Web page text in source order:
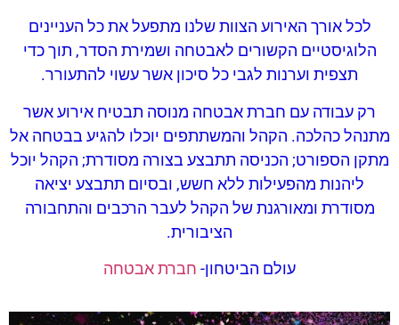
לכל אורך האירוע הצוות שלנו מתפעל את כל העניינים
הלוגיסטיים הקשורים לאבטחה ושמירת הסדר, תוך כדי
תצפית וערנות לגבי כל סיכון אשר עשוי להתעורר.
רק עבודה עם חברת אבטחה מנוסה תבטיח אירוע אשר
מתנהל כהלכה. הקהל והמשתתפים יוכלו להגיע בבטחה אל
מתקן הספורט; הכניסה תתבצע בצורה מסודרת; הקהל יוכל
ליהנות מהפעילות ללא חשש, ובסיום תתבצע יציאה
מסודרת ומאורגנת של הקהל לעבר הרכבים והתחבורה
הציבורית.
עולם הביטחון- חברת אבטחה